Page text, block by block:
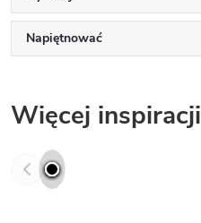
Napiętnować
Więcej inspiracji